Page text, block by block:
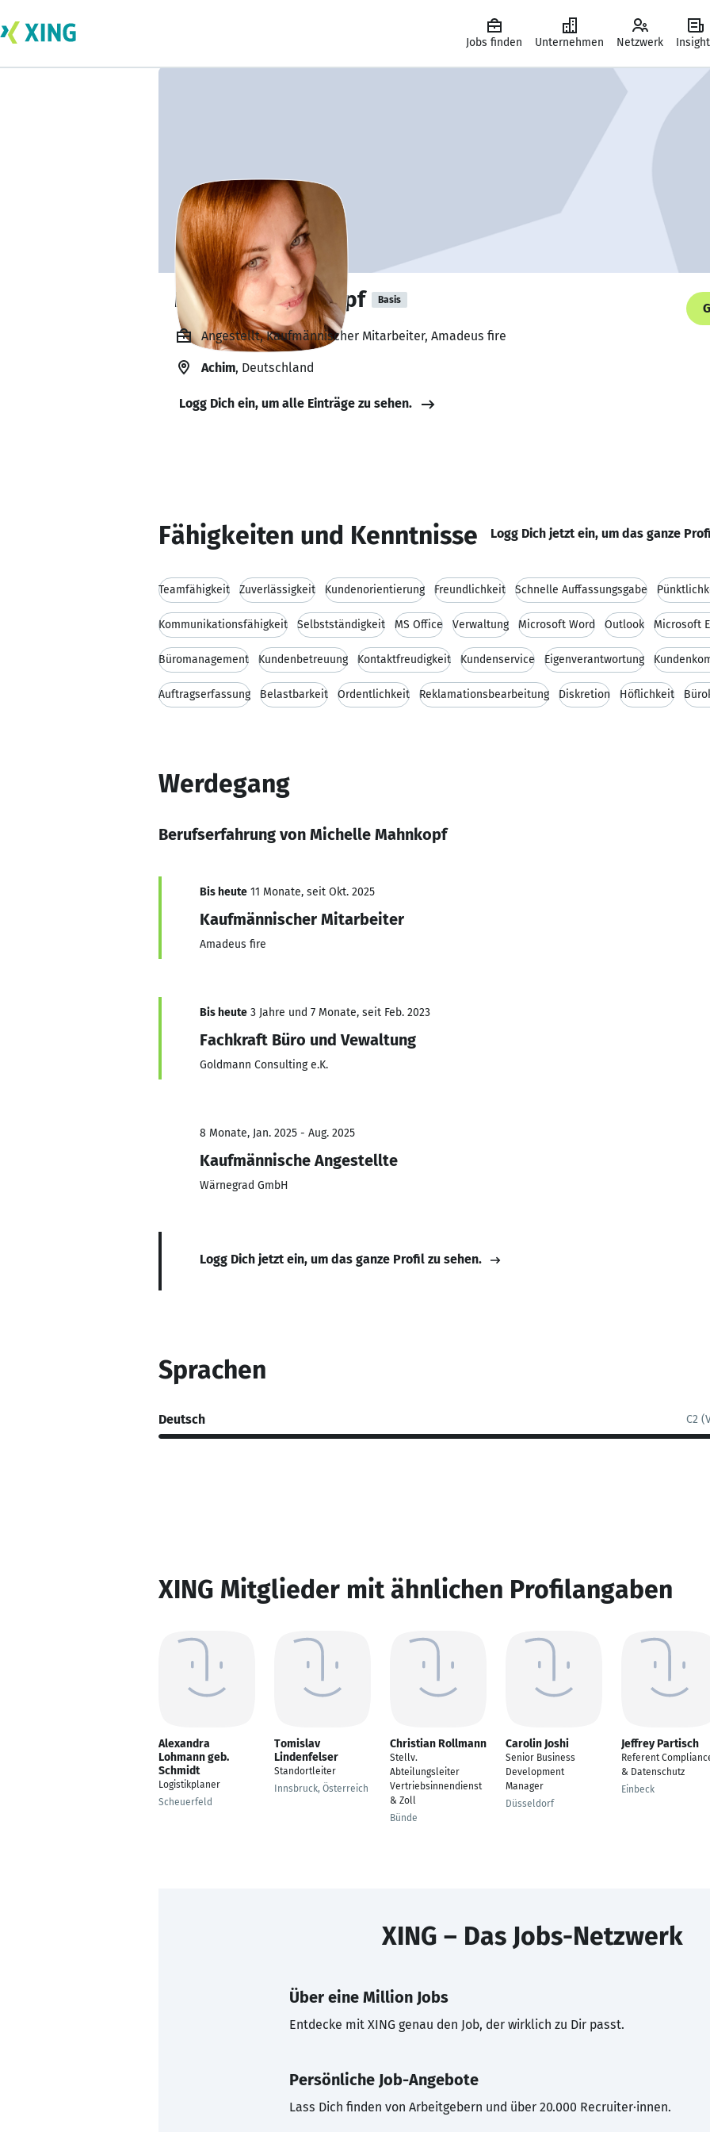
Jobs finden Unternehmen Netzwerk
Michelle Mahnkopf Basis
Angestellt, Kaufmännischer Mitarbeiter, Amadeus fire
Achim, Deutschland
Logg Dich ein, um alle Einträge zu sehen.
Fähigkeiten und Kenntnisse Logg Dich jetzt ein, um das ganze
Teamfähigkeit Zuverlässigkeit Kundenorientierung Freundlichkeit Schnelle Auffassungsgabe
Kommunikationsfähigkeit Selbstständigkeit MS Office Verwaltung Microsoft Word Outlook Microsoft
Büromanagement Kundenbetreuung Kontaktfreudigkeit Kundenservice Eigenverantwortung
Auftragserfassung Belastbarkeit Ordentlichkeit Reklamationsbearbeitung Diskretion Höflichkeit
Werdegang
Berufserfahrung von Michelle Mahnkopf
Bis heute 11 Monate, seit Okt. 2025
Kaufmännischer Mitarbeiter
Amadeus fire
Bis heute 3 Jahre und 7 Monate, seit Feb. 2023
Fachkraft Büro und Vewaltung
Goldmann Consulting e.K.
8 Monate, Jan. 2025 - Aug. 2025
Kaufmännische Angestellte
Wärnegrad GmbH
Logg Dich jetzt ein, um das ganze Profil zu sehen.
Sprachen
Deutsch C2
XING Mitglieder mit ähnlichen Profilangaben
Alexandra
Lohmann geb.
Schmidt
Logistikplaner
Scheuerfeld
Tomislav
Lindenfelser
Standortleiter
Innsbruck, Österreich
Christian Rollmann
Stellv.
Abteilungsleiter
Vertriebsinnendienst
& Zoll
Bünde
Carolin Joshi
Senior Business
Development
Manager
Düsseldorf
Jeffrey Partisch
Referent
& Datenschutz
Einbeck
XING – Das Jobs-Netzwerk
Über eine Million Jobs
Entdecke mit XING genau den Job, der wirklich zu Dir passt.
Persönliche Job-Angebote
Lass Dich finden von Arbeitgebern und über 20.000 Recruiter·innen.